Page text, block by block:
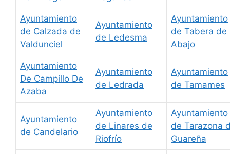
Ayuntamiento
de Calzada de
Valdunciel
Ayuntamiento
de Ledesma
Ayuntamiento
de Tabera de
Abajo
Ayuntamiento
De Campillo De
Azaba
Ayuntamiento
de Ledrada
Ayuntamiento
de Tamames
Ayuntamiento
de Candelario
Ayuntamiento
de Linares de
Riofrío
Ayuntamiento
de Tarazona
Guareña